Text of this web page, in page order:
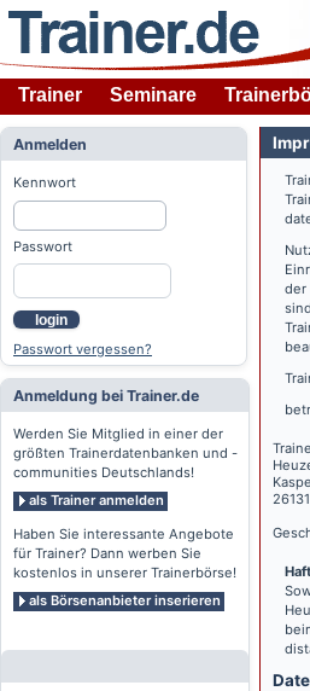
Trainer Seminare
Anmelden
Kennwort
Passwort
login
Passwort vergessen?
Anmeldung bei Trainer.de
Werden Sie Mitglied in einer der
größten Trainerdatenbanken und -
communities Deutschlands!
als Trainer anmelden
Haben Sie interessante Angebote
für Trainer? Dann werben Sie
kostenlos in unserer Trainerbörse!
als Börsenanbieter inserieren
der